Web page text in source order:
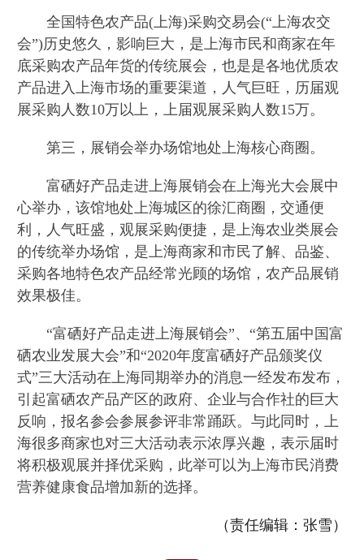
全国特色农产品(上海)采购交易会(“上海农交
会”)历史悠久，影响巨大，是上海市民和商家在年
底采购农产品年货的传统展会，也是是各地优质农
产品进入上海市场的重要渠道，人气巨旺，历届观
展采购人数10万以上，上届观展采购人数15万。
第三，展销会举办场馆地处上海核心商圈。
富硒好产品走进上海展销会在上海光大会展中
心举办，该馆地处上海城区的徐汇商圈，交通便
利，人气旺盛，观展采购便捷，是上海农业类展会
的传统举办场馆，是上海商家和市民了解、品鉴、
采购各地特色农产品经常光顾的场馆，农产品展销
效果极佳。
“富硒好产品走进上海展销会”、“第五届中国富
硒农业发展大会”和“2020年度富硒好产品颁奖仪
式”三大活动在上海同期举办的消息一经发布发布，
引起富硒农产品产区的政府、企业与合作社的巨大
反响，报名参会参展参评非常踊跃。与此同时，上
海很多商家也对三大活动表示浓厚兴趣，表示届时
将积极观展并择优采购，此举可以为上海市民消费
营养健康食品增加新的选择。
（责任编辑：张雪）